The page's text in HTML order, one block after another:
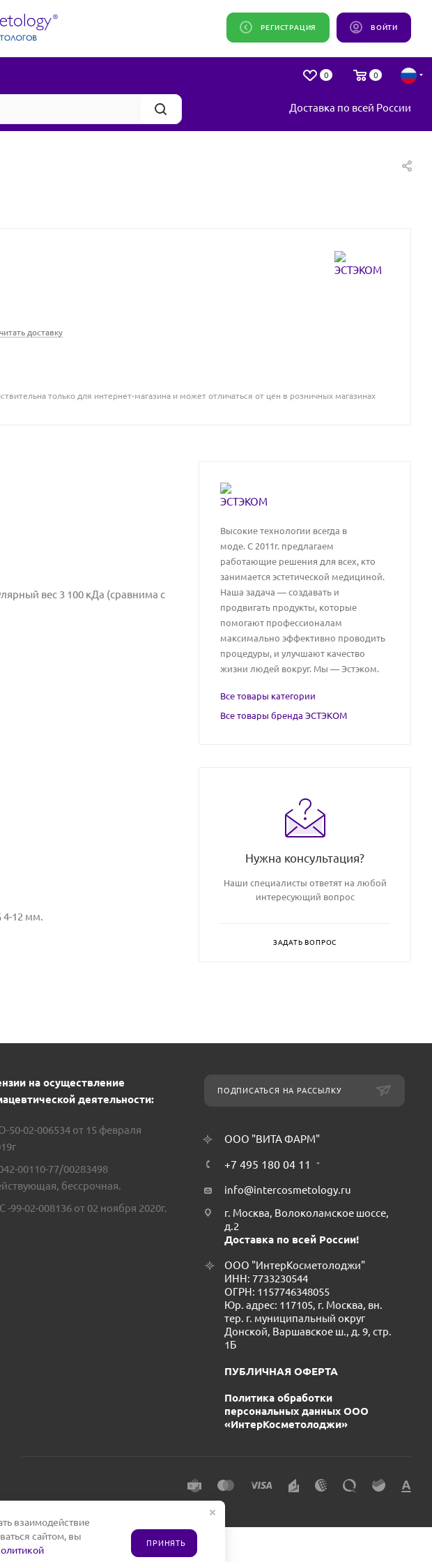
ВОЙТИ
РЕГИСТРАЦИЯ
0 0
Доставка по всей России
доставку
только для интернет-магазина и может отличаться от цен в розничных магазинах
вес 3 100 кДа (сравнима с
4-12 мм.
Высокие технологии всегда в
моде. C 2011г. предлагаем
работающие решения для всех, кто
занимается эстетической медициной.
Наша задача — создавать и
продвигать продукты, которые
помогают профессионалам
максимально эффективно проводить
процедуры, и улучшают качество
жизни людей вокруг. Мы — Эстэком.
Все товары категории
Все товары бренда ЭСТЭКОМ
Нужна консультация?
Наши специалисты ответят на любой
интересующий вопрос
ЗАДАТЬ ВОПРОС
на осуществление
деятельности:
50-02-006534 от 15 февраля
00110-77/00283498
бессрочная.
-99-02-008136 от 02 ноября 2020г.
ПОДПИСАТЬСЯ НА РАССЫЛКУ
ООО "ВИТА ФАРМ"
+7 495 180 04 11
info@intercosmetology.ru
г. Москва, Волоколамское шоссе,
д.2
Доставка по всей России!
ООО "ИнтерКосметолоджи"
ИНН: 7733230544
ОГРН: 1157746348055
Юр. адрес: 117105, г. Москва, вн.
тер. г. муниципальный округ
Донской, Варшавское ш., д. 9, стр.
1Б
ПУБЛИЧНАЯ ОФЕРТА
Политика обработки
персональных данных ООО
«ИнтерКосметолоджи»
взаимодействие
сайтом, вы
ПРИНЯТЬ